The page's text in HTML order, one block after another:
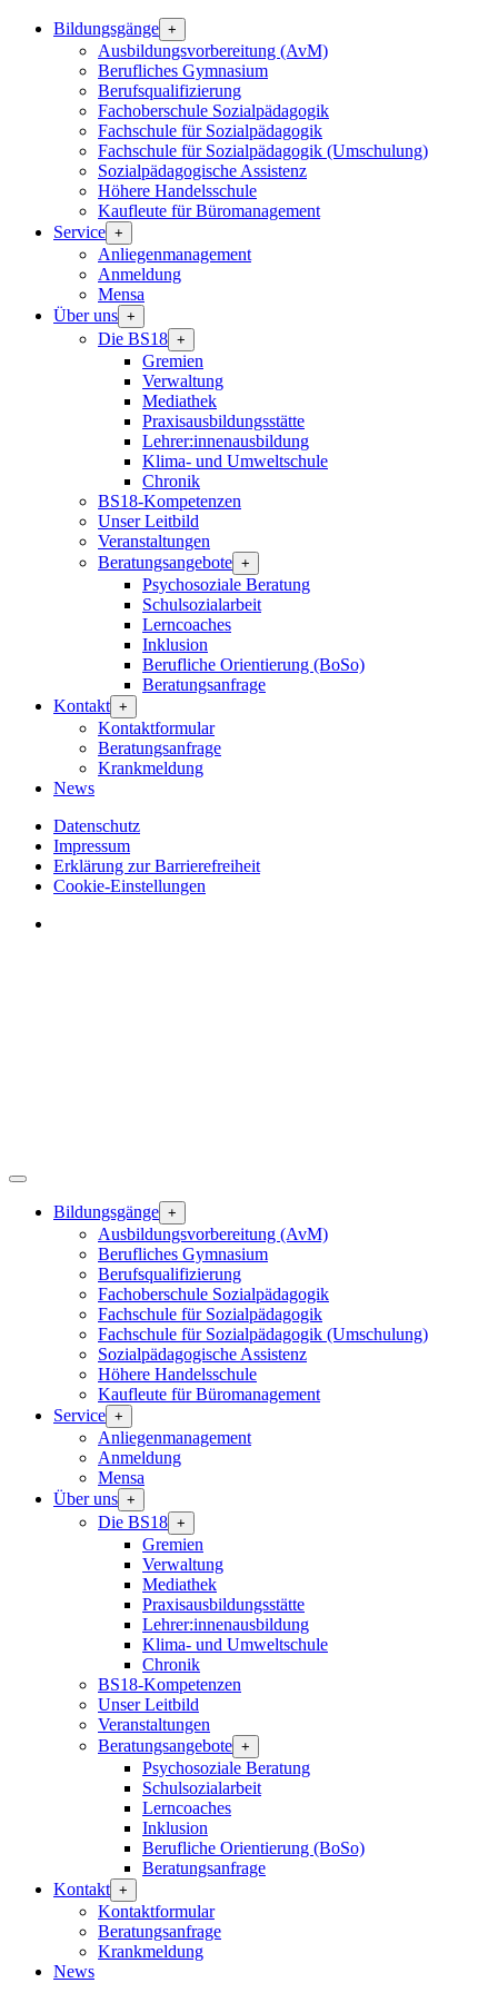
Bildungsgänge +
Ausbildungsvorbereitung (AvM)
Berufliches Gymnasium
Berufsqualifizierung
Fachoberschule Sozialpädagogik
Fachschule für Sozialpädagogik
Fachschule für Sozialpädagogik (Umschulung)
Sozialpädagogische Assistenz
Höhere Handelsschule
Kaufleute für Büromanagement
Service +
Anliegenmanagement
Anmeldung
Mensa
Über uns +
Die BS18 +
Gremien
Verwaltung
Mediathek
Praxisausbildungsstätte
Lehrer:innenausbildung
Klima- und Umweltschule
Chronik
BS18-Kompetenzen
Unser Leitbild
Veranstaltungen
Beratungsangebote +
Psychosoziale Beratung
Schulsozialarbeit
Lerncoaches
Inklusion
Berufliche Orientierung (BoSo)
Beratungsanfrage
Kontakt +
Kontaktformular
Beratungsanfrage
Krankmeldung
News
Datenschutz
Impressum
Erklärung zur Barrierefreiheit
Cookie-Einstellungen
Bildungsgänge +
Ausbildungsvorbereitung (AvM)
Berufliches Gymnasium
Berufsqualifizierung
Fachoberschule Sozialpädagogik
Fachschule für Sozialpädagogik
Fachschule für Sozialpädagogik (Umschulung)
Sozialpädagogische Assistenz
Höhere Handelsschule
Kaufleute für Büromanagement
Service +
Anliegenmanagement
Anmeldung
Mensa
Über uns +
Die BS18 +
Gremien
Verwaltung
Mediathek
Praxisausbildungsstätte
Lehrer:innenausbildung
Klima- und Umweltschule
Chronik
BS18-Kompetenzen
Unser Leitbild
Veranstaltungen
Beratungsangebote +
Psychosoziale Beratung
Schulsozialarbeit
Lerncoaches
Inklusion
Berufliche Orientierung (BoSo)
Beratungsanfrage
Kontakt +
Kontaktformular
Beratungsanfrage
Krankmeldung
News